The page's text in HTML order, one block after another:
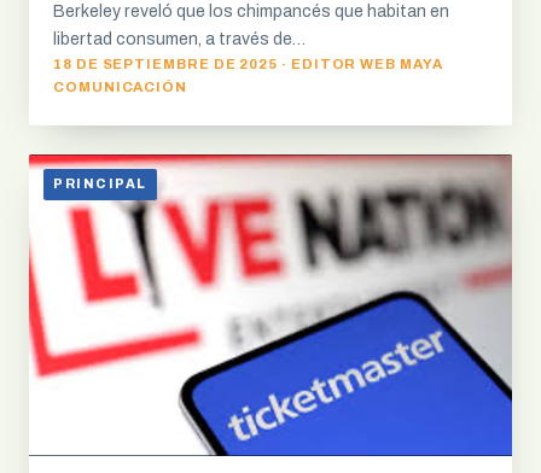
Berkeley reveló que los chimpancés que habitan en
libertad consumen, a través de…
18 DE SEPTIEMBRE DE 2025 · EDITOR WEB MAYA
COMUNICACIÓN
PRINCIPAL